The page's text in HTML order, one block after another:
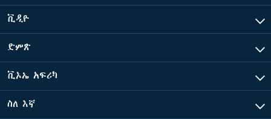
ቋንቋዎች
ቪዲዮ
ድምጽ
ቪኦኤ አፍሪካ
ስለ እኛ